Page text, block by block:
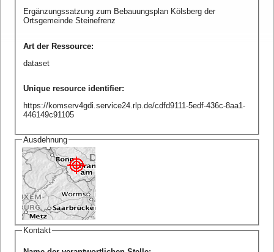
Ergänzungssatzung zum Bebauungsplan Kölsberg der
Ortsgemeinde Steinefrenz
Art der Ressource:
dataset
Unique resource identifier:
https://komserv4gdi.service24.rlp.de/cdfd9111-5edf-436c-8aa1-
446149c91105
Ausdehnung
Kontakt